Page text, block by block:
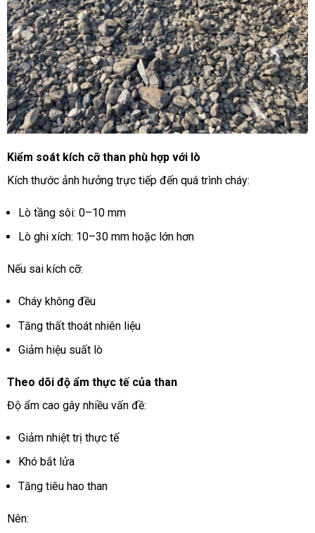
Kiểm soát kích cỡ than phù hợp với lò
Kích thước ảnh hưởng trực tiếp đến quá trình cháy:
Lò tầng sôi: 0–10 mm
Lò ghi xích: 10–30 mm hoặc lớn hơn
Nếu sai kích cỡ:
Cháy không đều
Tăng thất thoát nhiên liệu
Giảm hiệu suất lò
Theo dõi độ ẩm thực tế của than
Độ ẩm cao gây nhiều vấn đề:
Giảm nhiệt trị thực tế
Khó bắt lửa
Tăng tiêu hao than
Nên: